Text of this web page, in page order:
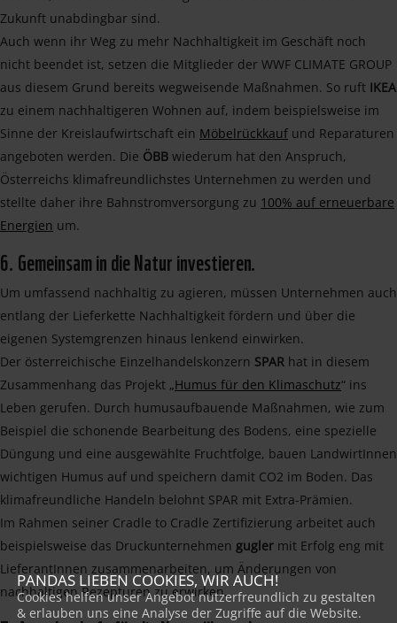
Zukunft unabdingbar sind.
Auch wenn ihr Weg zu mehr Nachhaltigkeit im Geschäft noch
nicht beendet ist, setzen die Mitglieder der WWF CLIMATE GROUP
aus diesem Grund bereits wegweisende Maßnahmen. So ruft IKEA
zu einem nachhaltigeren Wohnen auf, indem beispielsweise im
Sinne der Kreislaufwirtschaft ein Möbelrückkauf und Reparaturen
angeboten werden. Die ÖBB wiederum hat den Anspruch,
Österreichs klimafreundlichstes Unternehmen zu werden und
stellte daher ihre Bahnstromversorgung zu 100% auf erneuerbare
Energien um.
6. Gemeinsam in die Natur investieren.
Um umfassend nachhaltig zu agieren, müssen Unternehmen auch
entlang der Lieferkette Nachhaltigkeit fördern und über die
eigenen Systemgrenzen hinaus lenkend einwirken.
Der österreichische Einzelhandelskonzern SPAR hat in diesem
Zusammenhang das Projekt „Humus für den Klimaschutz“ ins
Leben gerufen. Durch humusaufbauende Maßnahmen, wie zum
Beispiel die schonende Bearbeitung des Bodens, eine spezielle
Düngung und eine ausgewählte Fruchtfolge, bauen LandwirtInnen
wichtigen Humus auf und speichern damit CO2 im Boden. Das
klimafreundliche Handeln belohnt SPAR mit Extra-Prämien.
Im Rahmen seiner Cradle to Cradle Zertifizierung arbeitet auch
beispielsweise das Druckunternehmen gugler mit Erfolg eng mit
LieferantInnen zusammenarbeiten, um Änderungen von
nachhaltigen Rezepturen zu erwirken.
PANDAS LIEBEN COOKIES, WIR AUCH!
Cookies helfen unser Angebot nutzerfreundlich zu gestalten
& erlauben uns eine Analyse der Zugriffe auf die Website.